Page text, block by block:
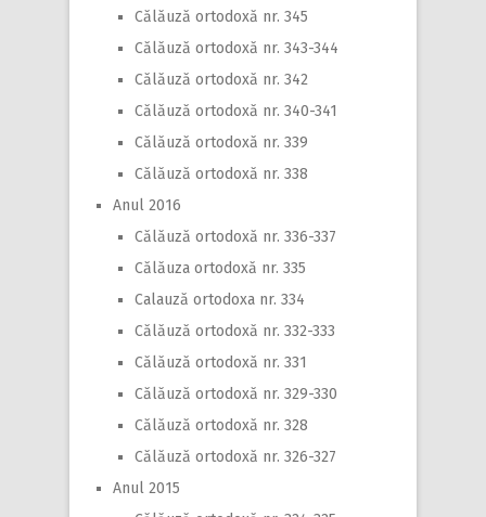
Călăuză ortodoxă nr. 345
Călăuză ortodoxă nr. 343-344
Călăuză ortodoxă nr. 342
Călăuză ortodoxă nr. 340-341
Călăuză ortodoxă nr. 339
Călăuză ortodoxă nr. 338
Anul 2016
Călăuză ortodoxă nr. 336-337
Călăuza ortodoxă nr. 335
Calauză ortodoxa nr. 334
Călăuză ortodoxă nr. 332-333
Călăuză ortodoxă nr. 331
Călăuză ortodoxă nr. 329-330
Călăuză ortodoxă nr. 328
Călăuză ortodoxă nr. 326-327
Anul 2015